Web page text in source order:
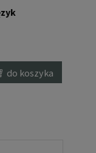
do koszyka